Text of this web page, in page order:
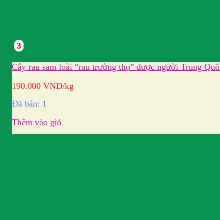
3
Cây rau sam loài “rau trường thọ” được người Trung
190.000 VND/kg
Đã bán: 1
Thêm vào giỏ